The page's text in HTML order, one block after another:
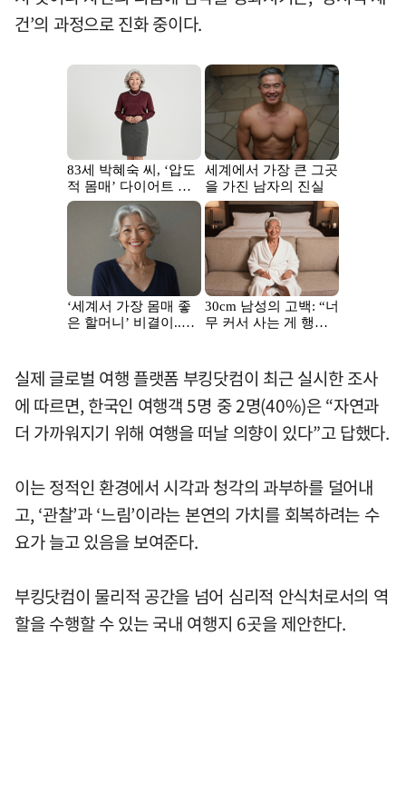
건’의 과정으로 진화 중이다.
실제 글로벌 여행 플랫폼 부킹닷컴이 최근 실시한 조사
에 따르면, 한국인 여행객 5명 중 2명(40%)은 “자연과
더 가까워지기 위해 여행을 떠날 의향이 있다”고 답했다.
이는 정적인 환경에서 시각과 청각의 과부하를 덜어내
고, ‘관찰’과 ‘느림’이라는 본연의 가치를 회복하려는 수
요가 늘고 있음을 보여준다.
부킹닷컴이 물리적 공간을 넘어 심리적 안식처로서의 역
할을 수행할 수 있는 국내 여행지 6곳을 제안한다.